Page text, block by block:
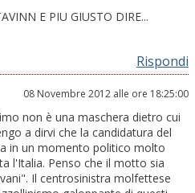
E PIU GIUSTO DIRE...
Rispondi
08 Novembre 2012 alle ore 18:25:00
non è una maschera dietro cui
a dirvi che la candidatura del
in un momento politico molto
l'Italia. Penso che il motto sia
Il centrosinistra molfettese